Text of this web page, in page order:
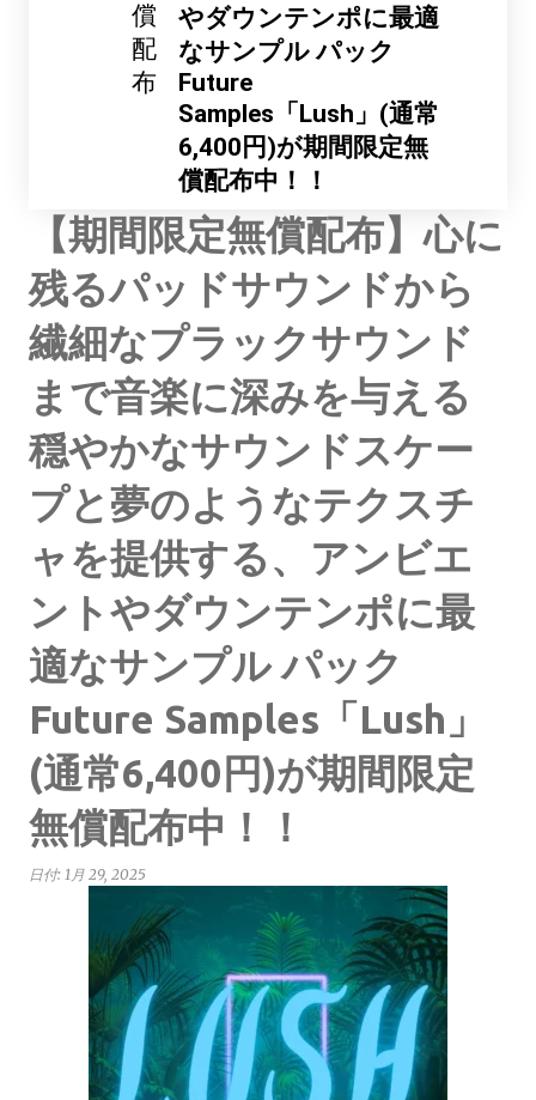
償
配
布
やダウンテンポに最適
なサンプル パック
Future
Samples「Lush」(通常
6,400円)が期間限定無
償配布中！！
【期間限定無償配布】心に
残るパッドサウンドから
繊細なプラックサウンド
まで音楽に深みを与える
穏やかなサウンドスケー
プと夢のようなテクスチ
ャを提供する、アンビエ
ントやダウンテンポに最
適なサンプル パック
Future Samples「Lush」
(通常6,400円)が期間限定
無償配布中！！
日付: 1月 29, 2025